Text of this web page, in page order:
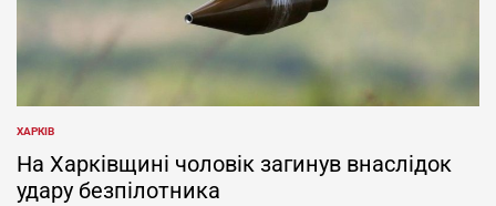
ОПУБЛІКУВАТИ
У
ХАРКІВ
На Харківщині чоловік загинув внаслідок
удару безпілотника